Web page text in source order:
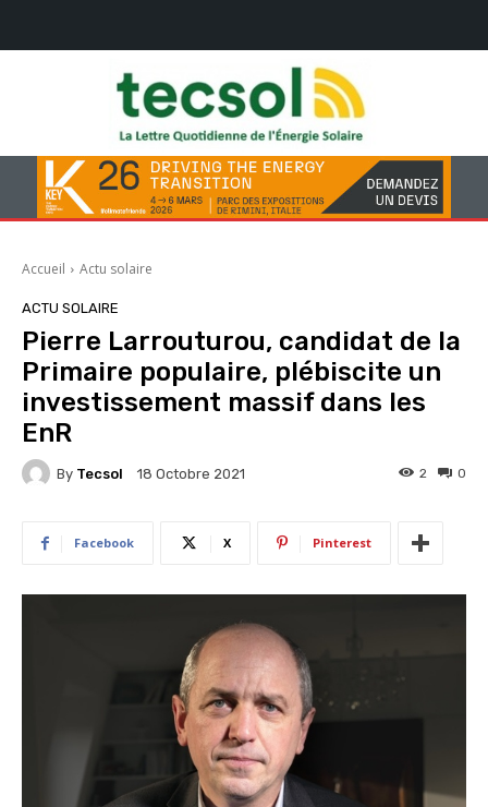
Accueil Actu solaire
ACTU SOLAIRE
Pierre Larrouturou, candidat de la
Primaire populaire, plébiscite un
investissement massif dans les
EnR
By Tecsol 18 Octobre 2021 0
2
Facebook X Pinterest